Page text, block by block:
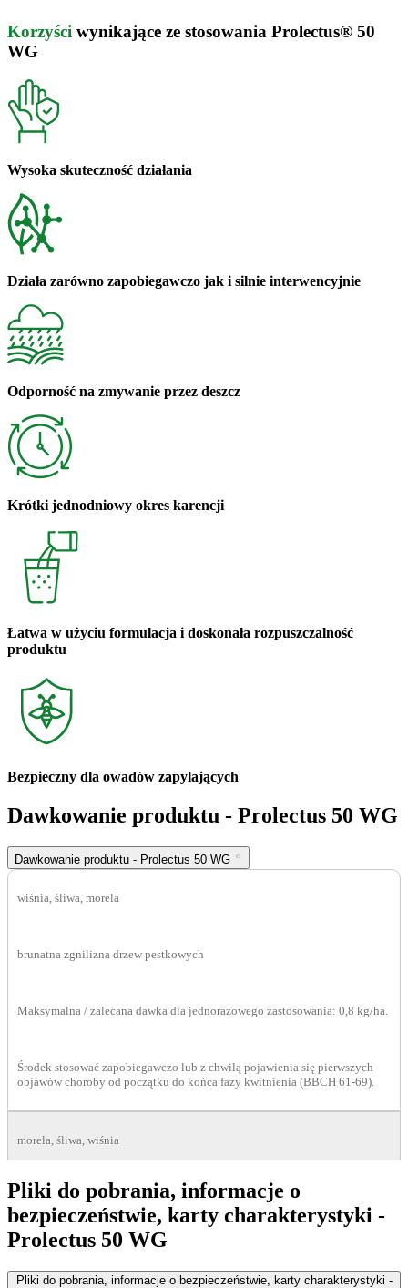
Korzyści wynikające ze stosowania Prolectus® 50
WG
Wysoka skuteczność działania
Działa zarówno zapobiegawczo jak i silnie interwencyjnie
Odporność na zmywanie przez deszcz
Krótki jednodniowy okres karencji
Łatwa w użyciu formulacja i doskonała rozpuszczalność
produktu
Bezpieczny dla owadów zapylających
Dawkowanie produktu - Prolectus 50 WG
Dawkowanie produktu - Prolectus 50 WG
wiśnia, śliwa, morela
brunatna zgnilizna drzew pestkowych
Maksymalna / zalecana dawka dla jednorazowego zastosowania: 0,8 kg/ha.
Środek stosować zapobiegawczo lub z chwilą pojawienia się pierwszych
objawów choroby od początku do końca fazy kwitnienia (BBCH 61-69).
morela, śliwa, wiśnia
brunatna zgnilizna drzew pestkowych
Pliki do pobrania, informacje o
bezpieczeństwie, karty charakterystyki -
Prolectus 50 WG
Pliki do pobrania, informacje o bezpieczeństwie, karty charakterystyki -